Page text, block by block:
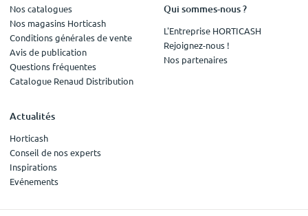
Nos catalogues
Nos magasins Horticash
Conditions générales de vente
Avis de publication
Questions fréquentes
Catalogue Renaud Distribution
Qui sommes-nous ?
L'Entreprise HORTICASH
Rejoignez-nous !
Nos partenaires
Actualités
Horticash
Conseil de nos experts
Inspirations
Evénements